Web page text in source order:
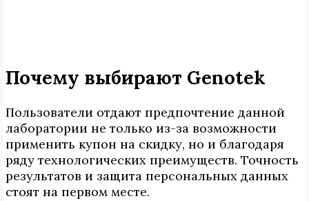
Почему выбирают Genotek
Пользователи отдают предпочтение данной
лаборатории не только из-за возможности
применить купон на скидку, но и благодаря
ряду технологических преимуществ. Точность
результатов и защита персональных данных
стоят на первом месте.